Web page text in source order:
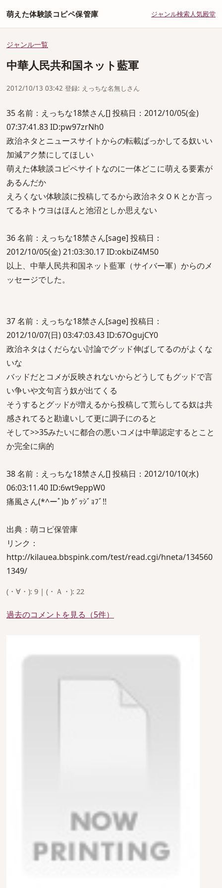
萌えた体験談コピペ保管庫 ジャンル検索人気殿堂
ジャンル一覧
中華人民共和国ネット藍軍
2012/10/13 03:42 登録: えっちな名無しさん
35 名前：えっちな18禁さん[] 投稿日：2012/10/05(金)
07:37:41.83 ID:pw97zrNh0
政治ネタとニュースサイトからの転載ばっかしてる奴いい
加減アク禁にしてほしい
萌えた体験談コピペサイトなのに一体どこに萌える要素が
あるんだか
えろくない体験談に投稿してるから政治ネタＯＫとか言っ
てるネトウヨはほんと池沼としか思えない
36 名前：えっちな18禁さん[sage] 投稿日：
2012/10/05(金) 21:03:30.17 ID:okbiZ4M50
以上、中華人民共和国ネット藍軍（サイバー軍）からのメ
ッセージでした。
37 名前：えっちな18禁さん[sage] 投稿日：
2012/10/07(日) 03:47:03.43 ID:67OgujCY0
政治ネタはくだらない討論でグッド伸ばしてるのがよくな
いな
バッドだとコメが反映されないからどうしてもグッドで言
い争いや文句言う奴が出てくる
そうするとグッドが増えるから投稿して荒らしてる奴は共
感されてると勘違いして更に調子にのると
そして>>35みたいに都合の悪いコメは中華認定するとこと
か完全に病的
38 名前：えっちな18禁さん[] 投稿日：2012/10/10(水)
06:03:11.40 ID:6wt9eppW0
痛風さん(*^ーﾟ)b ｸﾞｯｼﾞｮﾌﾞ!!
出典：萌コピ保管庫
リンク：
http://kilauea.bbspink.com/test/read.cgi/hneta/134560
1349/
(・∀・): 9 | (・Ａ・): 22
過去のコメントを見る（5件）